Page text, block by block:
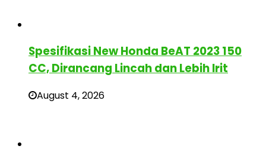
Spesifikasi New Honda BeAT 2023 150
CC, Dirancang Lincah dan Lebih Irit
August 4, 2026